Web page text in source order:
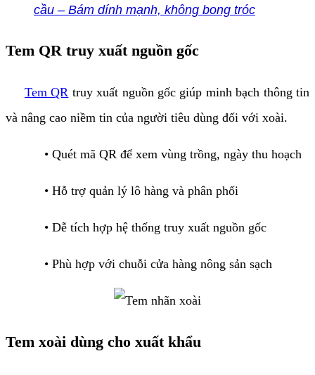
cầu – Bám dính mạnh, không bong tróc
Tem QR truy xuất nguồn gốc
Tem QR truy xuất nguồn gốc giúp minh bạch thông tin
và nâng cao niềm tin của người tiêu dùng đối với xoài.
• Quét mã QR để xem vùng trồng, ngày thu hoạch
• Hỗ trợ quản lý lô hàng và phân phối
• Dễ tích hợp hệ thống truy xuất nguồn gốc
• Phù hợp với chuỗi cửa hàng nông sản sạch
Tem xoài dùng cho xuất khẩu